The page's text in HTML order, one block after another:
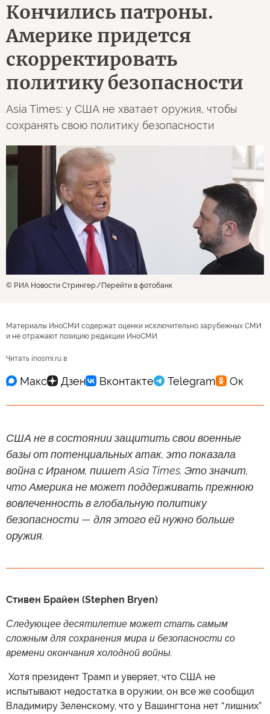
Кончились патроны.
Америке придется
скорректировать
политику безопасности
Asia Times: у США не хватает оружия, чтобы
сохранять свою политику безопасности
© РИА Новости Стрингер Перейти в фотобанк
Материалы ИноСМИ содержат оценки исключительно зарубежных СМИ
и не отражают позицию редакции ИноСМИ
Читать inosmi.ru в
США не в состоянии защитить свои военные
базы от потенциальных атак, это показала
война с Ираном, пишет Asia Times. Это значит,
что Америка не может поддерживать прежнюю
вовлеченность в глобальную политику
безопасности — для этого ей нужно больше
оружия.
Стивен Брайен (Stephen Bryen)
Следующее десятилетие может стать самым
сложным для сохранения мира и безопасности со
времени окончания холодной войны.
​ Хотя президент Трамп и уверяет, что США не
испытывают недостатка в оружии, он все же сообщил
Владимиру Зеленскому, что у Вашингтона нет “лишних”